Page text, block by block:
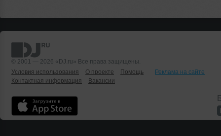
© 2001 — 2026 «DJ.ru» Все права защищены.
Условия использования
О проекте Помощь
Реклама на сайте
Контактная информация
Вакансии